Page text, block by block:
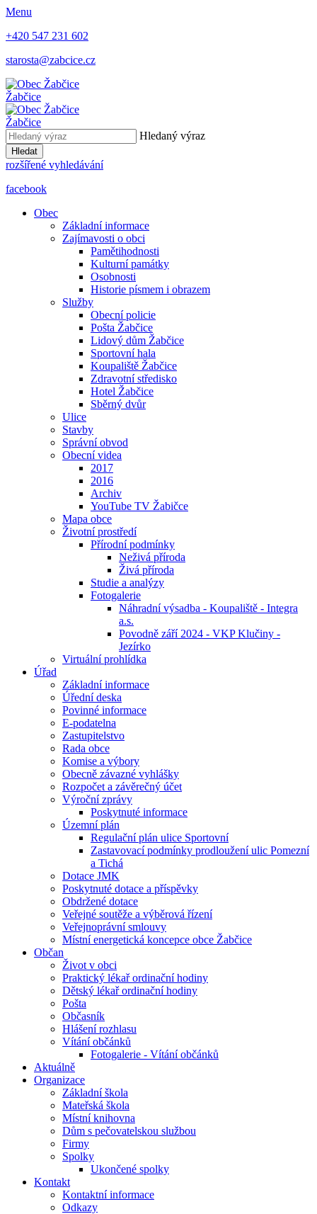
Menu
+420 547 231 602
starosta@zabcice.cz
Žabčice
Žabčice
Hledaný výraz
Hledat
rozšířené vyhledávání
facebook
Obec
Základní informace
Zajímavosti o obci
Pamětihodnosti
Kulturní památky
Osobnosti
Historie písmem i obrazem
Služby
Obecní policie
Pošta Žabčice
Lidový dům Žabčice
Sportovní hala
Koupaliště Žabčice
Zdravotní středisko
Hotel Žabčice
Sběrný dvůr
Ulice
Stavby
Správní obvod
Obecní videa
2017
2016
Archiv
YouTube TV Žabičce
Mapa obce
Životní prostředí
Přírodní podmínky
Neživá příroda
Živá příroda
Studie a analýzy
Fotogalerie
Náhradní výsadba - Koupaliště - Integra
a.s.
Povodně září 2024 - VKP Klučiny -
Jezírko
Virtuální prohlídka
Úřad
Základní informace
Úřední deska
Povinné informace
E-podatelna
Zastupitelstvo
Rada obce
Komise a výbory
Obecně závazné vyhlášky
Rozpočet a závěrečný účet
Výroční zprávy
Poskytnuté informace
Územní plán
Regulační plán ulice Sportovní
Zastavovací podmínky prodloužení ulic Pomezní
a Tichá
Dotace JMK
Poskytnuté dotace a příspěvky
Obdržené dotace
Veřejné soutěže a výběrová řízení
Veřejnoprávní smlouvy
Místní energetická koncepce obce Žabčice
Občan
Život v obci
Praktický lékař ordinační hodiny
Dětský lékař ordinační hodiny
Pošta
Občasník
Hlášení rozhlasu
Vítání občánků
Fotogalerie - Vítání občánků
Aktuálně
Organizace
Základní škola
Mateřská škola
Místní knihovna
Dům s pečovatelskou službou
Firmy
Spolky
Ukončené spolky
Kontakt
Kontaktní informace
Odkazy